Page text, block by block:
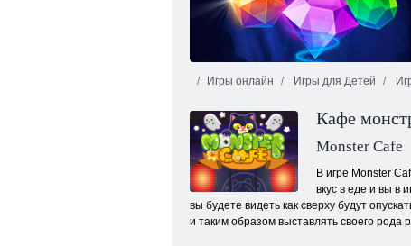
Парные узоры
Академия драгоценного камня
Игры онлайн Игры для Детей
Кафе
Monster Cafe
В игре Monster
вкус в еде и вы в
вы будете видеть как сверху будут
и таким образом выставлять своего рода